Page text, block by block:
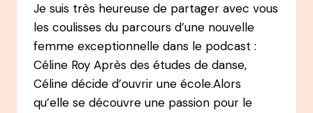
Je suis très heureuse de partager avec vous
les coulisses du parcours d’une nouvelle
femme exceptionnelle dans le podcast :
Céline Roy Après des études de danse,
Céline décide d’ouvrir une école.Alors
qu’elle se découvre une passion pour le